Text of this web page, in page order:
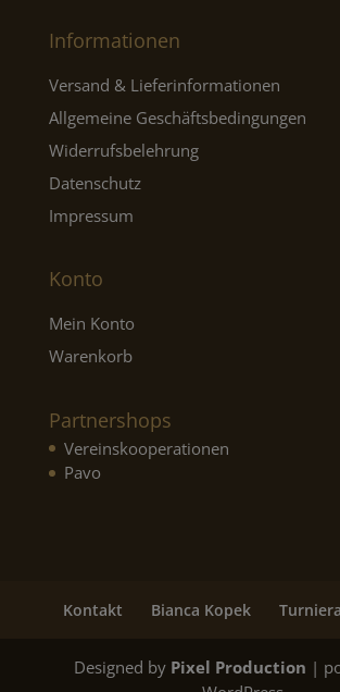
Informationen
Versand & Lieferinformationen
Allgemeine Geschäftsbedingungen
Widerrufsbelehrung
Datenschutz
Impressum
Konto
Mein Konto
Warenkorb
Partnershops
Vereinskooperationen
Pavo
Kontakt Bianca Kopek
Designed by Pixel Production |